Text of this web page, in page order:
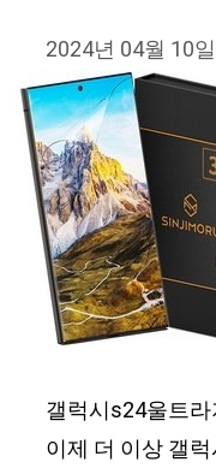
2024년 04월 10일
갤럭시s24울트
이제 더 이상 갤